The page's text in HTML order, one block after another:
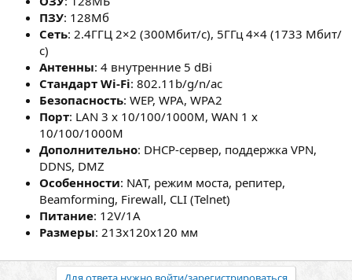
ПЗУ: 128Мб
Сеть: 2.4ГГЦ 2×2 (300Мбит/с), 5ГГц 4×4 (1733 Мбит/
с)
Антенны: 4 внутренние 5 dBi
Стандарт Wi-Fi: 802.11b/g/n/ac
Безопасность: WEP, WPA, WPA2
Порт: LAN 3 x 10/100/1000M, WAN 1 x
10/100/1000M
Дополнительно: DHCP-сервер, поддержка VPN,
DDNS, DMZ
Особенности: NAT, режим моста, репитер,
Beamforming, Firewall, CLI (Telnet)
Питание: 12V/1A
Размеры: 213x120x120 мм